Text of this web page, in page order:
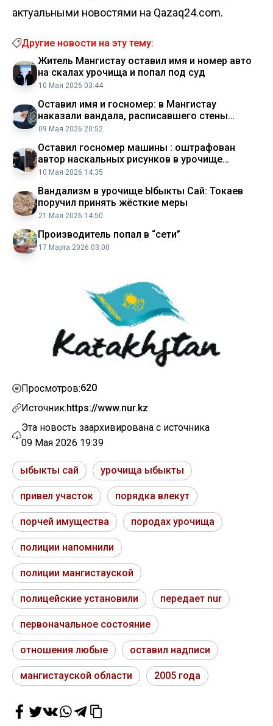
актуальными новостями на Qazaq24.com.
Другие новости на эту тему:
Житель Мангистау оставил имя и номер авто
на скалах урочища и попал под суд
10 Мая 2026 03:44
Оставил имя и госномер: в Мангистау
наказали вандала, расписавшего стены
Ыбыкты Сай (ВИДЕО)
09 Мая 2026 20:52
Оставил госномер машины : оштрафован
автор наскальных рисунков в урочище
Ыбыкты Сай
10 Мая 2026 14:35
Вандализм в урочище Ыбыкты Сай: Токаев
поручил принять жёсткие меры
21 Мая 2026 14:50
Производитель попал в “сети”
17 Марта 2026 03:00
Просмотров:620
Источник:https://www.nur.kz
Эта новость заархивирована с источника
09 Мая 2026 19:39
ыбыкты сай урочища ыбыкты
привел участок порядка влекут
порчей имущества породах урочища
полиции напомнили
полиции мангистауской
полицейские установили передает nur
первоначальное состояние
отношения любые оставил надписи
мангистауской области 2005 года